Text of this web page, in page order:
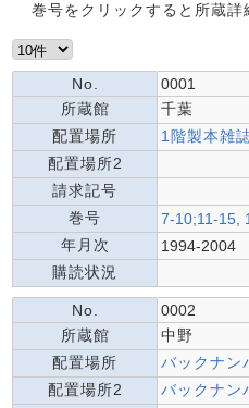
巻号をクリックすると所蔵詳
No.
0001
所蔵館
千葉
配置場所
1階製本雑
配置場所2
請求記号
巻号
7-10;11-15,
年月次
1994-2004
購読状況
No.
0002
所蔵館
中野
配置場所
バックナン
配置場所2
バックナン